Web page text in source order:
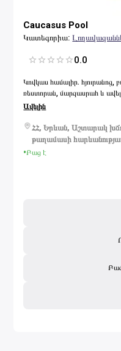
Caucasus Pool
Կատեգորիա:
0.0
Կովկաս համալիր. հյուրանոց,
ռեստորան, մարզասրահ և
Ավելին
ՀՀ, Երևան, Աշտարակ
թաղամասի
•Բաց է